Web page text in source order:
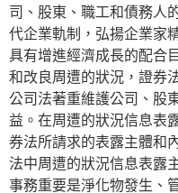
司、股東、職工和債務人
代企業軌制，弘揚企業家
具有增進經濟成長的配合
和改良周遭的狀況，證券
公司法著重維護公司、股
益。在周遭的狀況信息表
券法所請求的表露主體和
法中周遭的狀況信息表露
事務重要是淨化物發生、